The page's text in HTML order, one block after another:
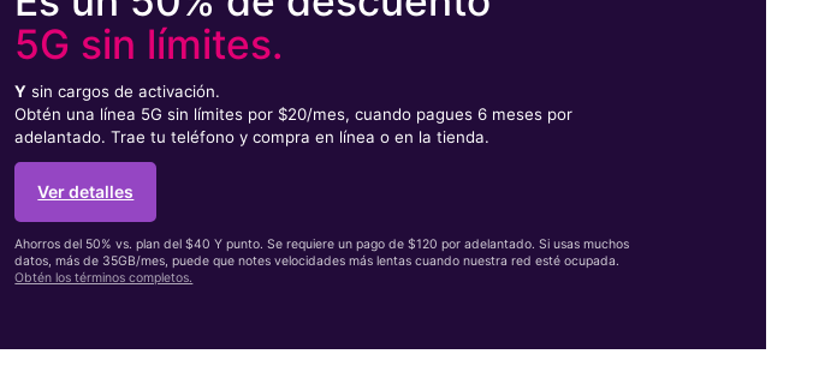
5G sin límites.
Y sin cargos de activación.
Obtén una línea 5G sin límites por $20/mes, cuando pagues 6 meses por
adelantado. Trae tu teléfono y compra en línea o en la tienda.
Ver detalles
Ahorros del 50% vs. plan del $40 Y punto. Se requiere un pago de $120 por adelantado. Si usas muchos
datos, más de 35GB/mes, puede que notes velocidades más lentas cuando nuestra red esté ocupada.
Obtén los términos completos.